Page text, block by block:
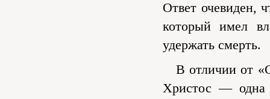
Ответ очевиден,
который имел
удержать смерть.
В отличии от
Христос — одна